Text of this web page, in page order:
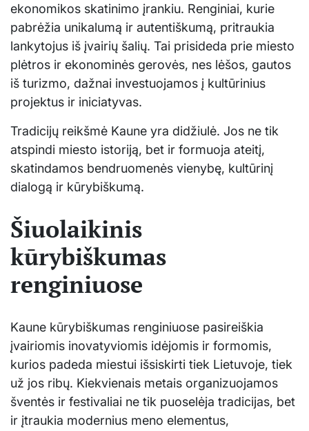
ekonomikos skatinimo įrankiu. Renginiai, kurie
pabrėžia unikalumą ir autentiškumą, pritraukia
lankytojus iš įvairių šalių. Tai prisideda prie miesto
plėtros ir ekonominės gerovės, nes lėšos, gautos
iš turizmo, dažnai investuojamos į kultūrinius
projektus ir iniciatyvas.
Tradicijų reikšmė Kaune yra didžiulė. Jos ne tik
atspindi miesto istoriją, bet ir formuoja ateitį,
skatindamos bendruomenės vienybę, kultūrinį
dialogą ir kūrybiškumą.
Šiuolaikinis
kūrybiškumas
renginiuose
Kaune kūrybiškumas renginiuose pasireiškia
įvairiomis inovatyviomis idėjomis ir formomis,
kurios padeda miestui išsiskirti tiek Lietuvoje, tiek
už jos ribų. Kiekvienais metais organizuojamos
šventės ir festivaliai ne tik puoselėja tradicijas, bet
ir įtraukia modernius meno elementus,